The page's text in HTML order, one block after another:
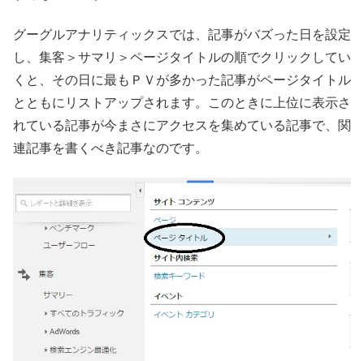
グーグルアナリティックスでは、記事がバズった日を設定
し、集客＞サマリ＞ページタイトルの順でクリックしてい
くと、その日に最もＰＶが多かった記事がページタイトル
とともにリストアップされます。このときに上位に表示さ
れている記事が今まさにアクセスを集めている記事で、関
連記事を書くべき記事なのです。